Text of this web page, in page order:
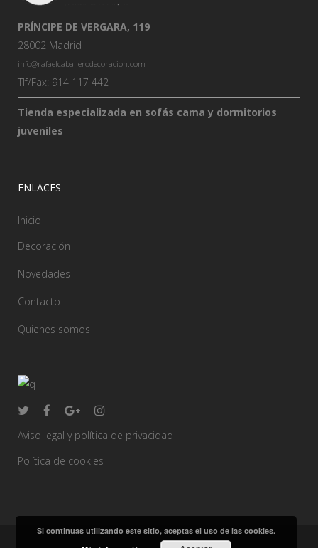
PRÍNCIPE DE VERGARA, 119
28002 Madrid
info@rafaelcaballerodecoracion.com
Tlf/Fax: 914 117 442
Tienda especializada en sofás cama y dormitorios
juveniles
ENLACES
Inicio
Decoración
Novedades
Contacto
Quienes somos
Aviso legal y política de privacidad
Política de cookies
Si continuas utilizando este sitio, aceptas el uso de las cookies.